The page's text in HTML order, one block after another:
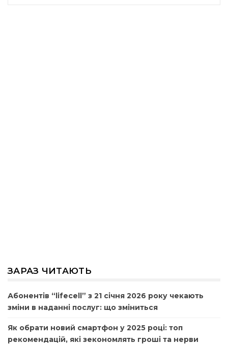
ЗАРАЗ ЧИТАЮТЬ
Абонентів “lifecell” з 21 січня 2026 року чекають
зміни в наданні послуг: що зміниться
Як обрати новий смартфон у 2025 році: топ
рекомендацій, які зекономлять гроші та нерви